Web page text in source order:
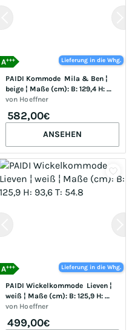
Lieferung in die Whg.
A+++
PAIDI Kommode  Mila & Ben ¦
beige ¦ Maße (cm): B: 129,4 H:
94,4 T: 58.2
von Hoeffner
582,00€
ANSEHEN
Lieferung in die Whg.
A+++
PAIDI Wickelkommode  Lieven ¦
weiß ¦ Maße (cm): B: 125,9 H:
93,6 T: 54.8
von Hoeffner
499,00€